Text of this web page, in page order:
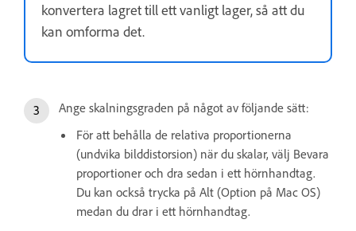
konvertera lagret till ett vanligt lager, så att du
kan omforma det.
Ange skalningsgraden på något av följande sätt:
För att behålla de relativa proportionerna
(undvika bilddistorsion) när du skalar, välj Bevara
proportioner och dra sedan i ett hörnhandtag.
Du kan också trycka på Alt (Option på Mac OS)
medan du drar i ett hörnhandtag.